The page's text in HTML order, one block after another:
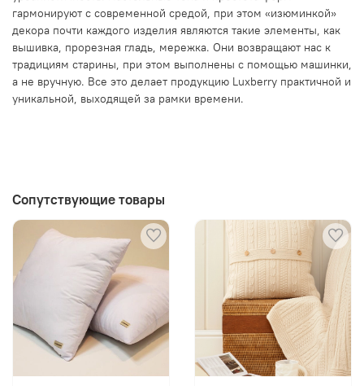
гармонируют с современной средой, при этом «изюминкой»
декора почти каждого изделия являются такие элементы, как
вышивка, прорезная гладь, мережка. Они возвращают нас к
традициям старины, при этом выполнены с помощью машинки,
а не вручную. Все это делает продукцию Luxberry практичной и
уникальной, выходящей за рамки времени.
Сопутствующие товары